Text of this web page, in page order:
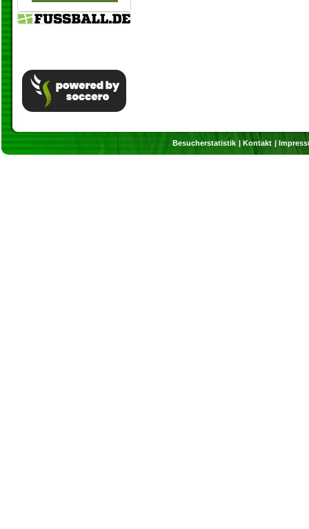
Besucherstatistik Kontakt